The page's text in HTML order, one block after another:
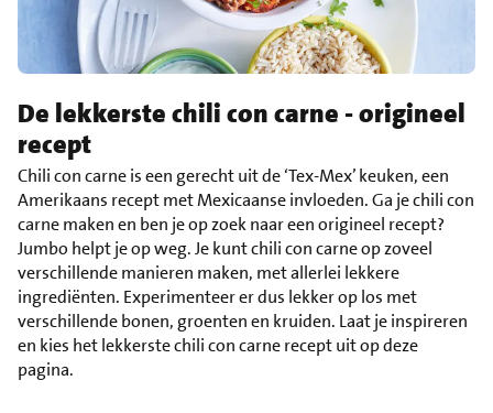
De lekkerste chili con carne - origineel
recept
Chili con carne is een gerecht uit de ‘Tex-Mex’ keuken, een
Amerikaans recept met Mexicaanse invloeden. Ga je chili con
carne maken en ben je op zoek naar een origineel recept?
Jumbo helpt je op weg. Je kunt chili con carne op zoveel
verschillende manieren maken, met allerlei lekkere
ingrediënten. Experimenteer er dus lekker op los met
verschillende bonen, groenten en kruiden. Laat je inspireren
en kies het lekkerste chili con carne recept uit op deze
pagina.